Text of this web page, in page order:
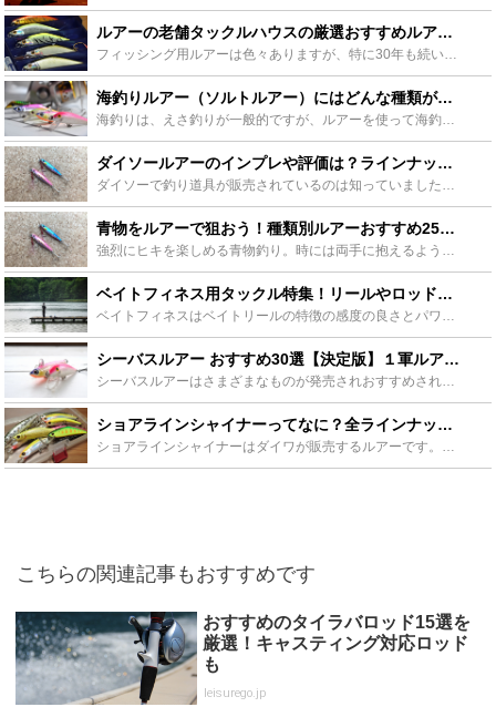
ルアーの老舗タックルハウスの厳選おすすめルアー9選！インプレや評価をチェック - Leisurego(レジャーゴー)
フィッシング用ルアーは色々ありますが、特に30年も続いている人気ルアーメーカー「タックルハウス」のルアーは特徴あるシリーズが多く、アングラーからの評価も多い人気ルアーとなっています。そんなタックルハ...
海釣りルアー（ソルトルアー）にはどんな種類がある？ルアーごとの特徴や使い方を解説！【海釣り基礎知識】 - Leisurego(レジャーゴー)
海釣りは、えさ釣りが一般的ですが、ルアーを使って海釣りをすることもできます。ルアーでの釣りかたは、どのようなルアーを使うか選ぶこと、ルアー動かせるテクニックも必要になるので、えさ釣にはない楽しさがあ...
ダイソールアーのインプレや評価は？ラインナップと気になる100均ルアーをチェック - Leisurego(レジャーゴー)
ダイソーで釣り道具が販売されているのは知っていましたが、どうせ釣れない、すぐ壊れるに決まっていると素通りしている人も多いと思いますが、最近ダイソールアーが高価なルアーと変わらず釣れると話題です。ダイ...
青物をルアーで狙おう！種類別ルアーおすすめ25選や選び方を総まとめ！ - Leisurego(レジャーゴー)
強烈にヒキを楽しめる青物釣り。時には両手に抱えるような魚までヒットします。青物はルアーで狙うことが人気ですが、迷うのはやっぱりルアー選びでしょう。そこでおすすめルアーをランキングで集めてみました。お...
ベイトフィネス用タックル特集！リールやロッドの選び方とおすすめタックルを解説！ - Leisurego(レジャーゴー)
ベイトフィネスはベイトリールの特徴の感度の良さとパワフルさとスぴニングリールの特徴の軽量ルアーを投げられることの両方の良いところを取り入れたものです。本来のベイトリールの弱点を改善したことで沢山のタ...
シーバスルアー おすすめ30選【決定版】１軍ルアーを選ぼう！ - Leisurego(レジャーゴー)
シーバスルアーはさまざまなものが発売されおすすめされていますが、１番の疑問は「結局どれが釣れるルアーなの？」ということです。1軍ルアー選びは「釣れるルアー選び」と言えるでしょう。釣れる1軍シーバスル...
ショアラインシャイナーってなに？全ラインナップの特徴やインプレを総まとめ - Leisurego(レジャーゴー)
ショアラインシャイナーはダイワが販売するルアーです。高性能で使いやすいと長らく高い人気を誇っています。この記事ではショアラインシャイナーをシリーズ別にすべて紹介します！ショアラインシャイナーがどんな...
こちらの関連記事もおすすめです
おすすめのタイラバロッド15選を
厳選！キャスティング対応ロッド
も
leisurego.jp